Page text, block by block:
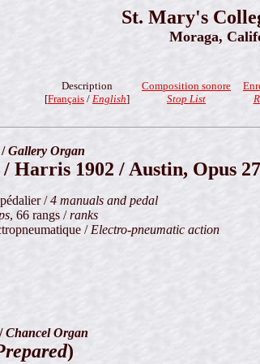
St. Mary's
Moraga,
Description
[Français / English]
Composition sonore
Stop List
/Gallery Organ
Harris 1902 / Austin, Opus
/4 manuals and pedal
, 66 rangs /ranks
/ Electro-pneumatic action
Chancel Organ
)